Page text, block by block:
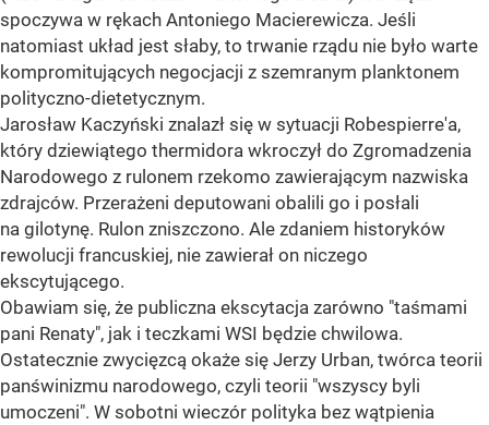
spoczywa w rękach Antoniego Macierewicza. Jeśli
natomiast układ jest słaby, to trwanie rządu nie było warte
kompromitujących negocjacji z szemranym planktonem
polityczno-dietetycznym.
Jarosław Kaczyński znalazł się w sytuacji Robespierre'a,
który dziewiątego thermidora wkroczył do Zgromadzenia
Narodowego z rulonem rzekomo zawierającym nazwiska
zdrajców. Przerażeni deputowani obalili go i posłali
na gilotynę. Rulon zniszczono. Ale zdaniem historyków
rewolucji francuskiej, nie zawierał on niczego
ekscytującego.
Obawiam się, że publiczna ekscytacja zarówno "taśmami
pani Renaty", jak i teczkami WSI będzie chwilowa.
Ostatecznie zwycięzcą okaże się Jerzy Urban, twórca teorii
panświnizmu narodowego, czyli teorii "wszyscy byli
umoczeni". W sobotni wieczór polityka bez wątpienia